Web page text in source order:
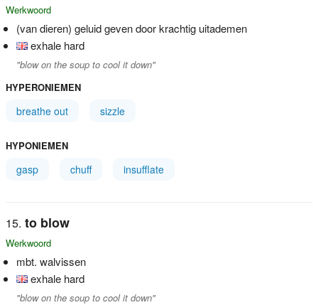
Werkwoord
(van dieren) geluid geven door krachtig uitademen
exhale hard
"blow on the soup to cool it down"
HYPERONIEMEN
breathe out sizzle
HYPONIEMEN
gasp chuff insufflate
to blow
Werkwoord
mbt. walvissen
exhale hard
"blow on the soup to cool it down"